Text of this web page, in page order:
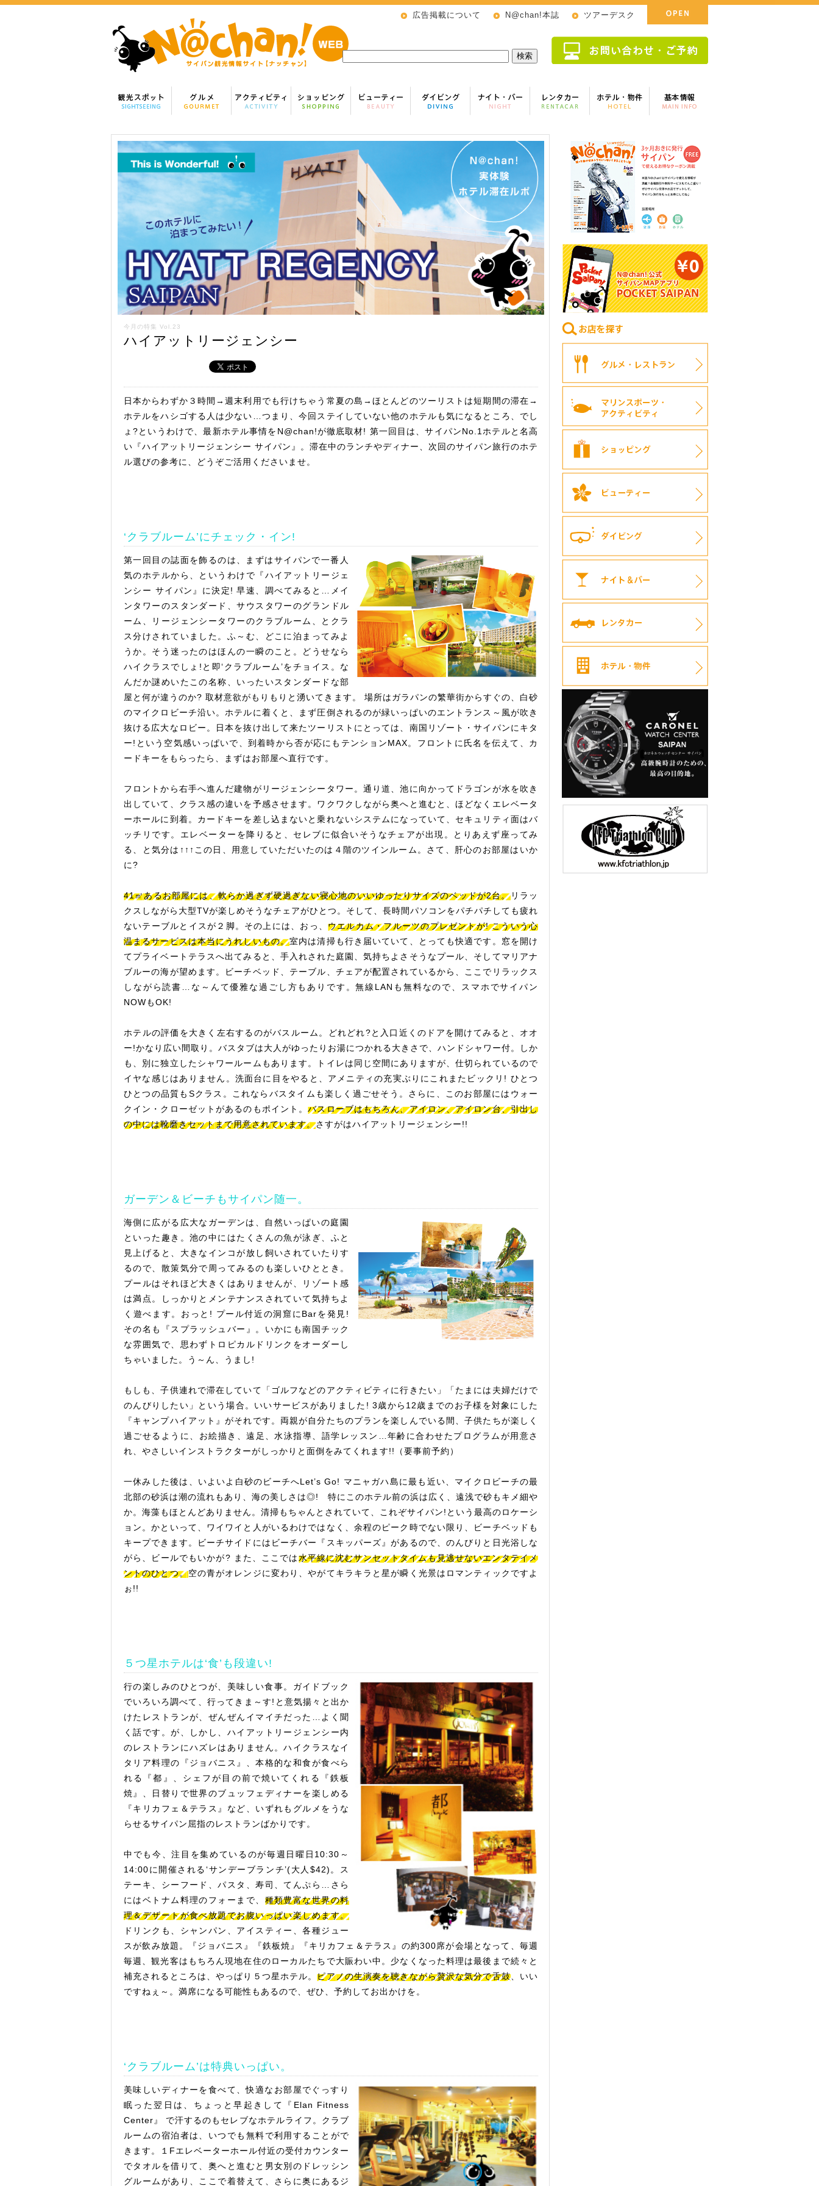
ツアーデスク
N@chan!本誌
広告掲載について
今月の特集 Vol.23
ハイアットリージェンシー
日本からわずか３時間→週末利用でも行けちゃう常夏の島→ほとんどのツーリストは短期間の滞在→
ホテルをハシゴする人は少ない…つまり、今回ステイしていない他のホテルも気になるところ、でし
ょ?というわけで、最新ホテル事情をN@chan!が徹底取材! 第一回目は、サイパンNo.1ホテルと名高
い『ハイアットリージェンシー サイパン』。滞在中のランチやディナー、次回のサイパン旅行のホテ
ル選びの参考に、どうぞご活用くださいませ。
‘クラブルーム’にチェック・イン!
第一回目の誌面を飾るのは、まずはサイパンで一番人
気のホテルから、というわけで『ハイアットリージェ
ンシー サイパン』に決定! 早速、調べてみると…メイ
ンタワーのスタンダード、サウスタワーのグランドル
ーム、リージェンシータワーのクラブルーム、とクラ
ス分けされていました。ふ～む、どこに泊まってみよ
うか。そう迷ったのはほんの一瞬のこと。どうせなら
ハイクラスでしょ!と即‘クラブルーム’をチョイス。な
んだか謎めいたこの名称、いったいスタンダードな部
屋と何が違うのか? 取材意欲がもりもりと湧いてきます。 場所はガラパンの繁華街からすぐの、白砂
のマイクロビーチ沿い。ホテルに着くと、まず圧倒されるのが緑いっぱいのエントランス～風が吹き
抜ける広大なロビー。日本を抜け出して来たツーリストにとっては、南国リゾート・サイパンにキタ
ー!という空気感いっぱいで、到着時から否が応にもテンションMAX。フロントに氏名を伝えて、カ
ードキーをもらったら、まずはお部屋へ直行です。
フロントから右手へ進んだ建物がリージェンシータワー。通り道、池に向かってドラゴンが水を吹き
出していて、クラス感の違いを予感させます。ワクワクしながら奥へと進むと、ほどなくエレベータ
ーホールに到着。カードキーを差し込まないと乗れないシステムになっていて、セキュリティ面はバ
ッチリです。エレベーターを降りると、セレブに似合いそうなチェアが出現。とりあえず座ってみ
る、と気分は↑↑↑この日、用意していただいたのは４階のツインルーム。さて、肝心のお部屋はいか
に?
41㎡あるお部屋には、軟らか過ぎず硬過ぎない寝心地のいいゆったりサイズのベッドが2台。リラッ
クスしながら大型TVが楽しめそうなチェアがひとつ。そして、長時間パソコンをパチパチしても疲れ
ないテーブルとイスが２脚。その上には、おっ、 ウエルカム・フルーツのプレゼントが! こういう心
温まるサービスは本当にうれしいもの。室内は清掃も行き届いていて、とっても快適です。窓を開け
てプライベートテラスへ出てみると、手入れされた庭園、気持ちよさそうなプール、そしてマリアナ
ブルーの海が望めます。ビーチベッド、テーブル、チェアが配置されているから、ここでリラックス
しながら読書…な～んて優雅な過ごし方もありです。無線LANも無料なので、スマホでサイパン
NOWもOK!
ホテルの評価を大きく左右するのがバスルーム。どれどれ?と入口近くのドアを開けてみると、オオ
ー!かなり広い間取り。バスタブは大人がゆったりお湯につかれる大きさで、ハンドシャワー付。しか
も、別に独立したシャワールームもあります。トイレは同じ空間にありますが、仕切られているので
イヤな感じはありません。洗面台に目をやると、アメニティの充実ぶりにこれまたビックリ! ひとつ
ひとつの品質もSクラス。これならバスタイムも楽しく過ごせそう。さらに、このお部屋にはウォー
クイン・クローゼットがあるのもポイント。バスローブはもちろん、アイロン、アイロン台、引出し
の中には靴磨きセットまで用意されています。さすがはハイアットリージェンシー!!
ガーデン＆ビーチもサイパン随一。
海側に広がる広大なガーデンは、自然いっぱいの庭園
といった趣き。池の中にはたくさんの魚が泳ぎ、ふと
見上げると、大きなインコが放し飼いされていたりす
るので、散策気分で周ってみるのも楽しいひととき。
プールはそれほど大きくはありませんが、リゾート感
は満点。しっかりとメンテナンスされていて気持ちよ
く遊べます。おっと! プール付近の洞窟にBarを発見!
その名も『スプラッシュバー』。いかにも南国チック
な雰囲気で、思わずトロピカルドリンクをオーダーし
ちゃいました。う～ん、うまし!
もしも、子供連れで滞在していて「ゴルフなどのアクティビティに行きたい」「たまには夫婦だけで
のんびりしたい」という場合。いいサービスがありました! 3歳から12歳までのお子様を対象にした
『キャンプハイアット』がそれです。両親が自分たちのプランを楽しんでいる間、子供たちが楽しく
過ごせるように、お絵描き、遠足、水泳指導、語学レッスン…年齢に合わせたプログラムが用意さ
れ、やさしいインストラクターがしっかりと面倒をみてくれます!!（要事前予約）
一休みした後は、いよいよ白砂のビーチへLet’s Go! マニャガハ島に最も近い、マイクロビーチの最
北部の砂浜は潮の流れもあり、海の美しさは◎! 特にこのホテル前の浜は広く、遠浅で砂もキメ細や
か。海藻もほとんどありません。清掃もちゃんとされていて、これぞサイパン!という最高のロケーシ
ョン。かといって、ワイワイと人がいるわけではなく、余程のピーク時でない限り、ビーチベッドも
キープできます。ビーチサイドにはビーチバー『スキッパーズ』があるので、のんびりと日光浴しな
がら、ビールでもいかが? また、ここでは水平線に沈むサンセットタイムも見逃せないエンタテイメ
ントのひとつ。空の青がオレンジに変わり、やがてキラキラと星が瞬く光景はロマンティックですよ
ぉ!!
５つ星ホテルは‘食’も段違い!
行の楽しみのひとつが、美味しい食事。ガイドブック
でいろいろ調べて、行ってきま～す!と意気揚々と出か
けたレストランが、ぜんぜんイマイチだった…よく聞
く話です。が、しかし、ハイアットリージェンシー内
のレストランにハズレはありません。ハイクラスなイ
タリア料理の『ジョバニス』、本格的な和食が食べら
れる『都』、シェフが目の前で焼いてくれる『鉄板
焼』、日替りで世界のブュッフェディナーを楽しめる
『キリカフェ＆テラス』など、いずれもグルメをうな
らせるサイパン屈指のレストランばかりです。
中でも今、注目を集めているのが毎週日曜日10:30～
14:00に開催される‘サンデーブランチ’(大人$42)。ス
テーキ、シーフード、パスタ、寿司、てんぷら…さら
にはベトナム料理のフォーまで、 種類豊富な世界の料
理＆デザートが食べ放題でお腹いっぱい楽しめます。
ドリンクも、シャンパン、アイスティー、各種ジュー
スが飲み放題。『ジョバニス』『鉄板焼』『キリカフェ＆テラス』の約300席が会場となって、毎週
毎週、観光客はもちろん現地在住のローカルたちで大賑わい中。少なくなった料理は最後まで続々と
補充されるところは、やっぱり５つ星ホテル。ピアノの生演奏を聴きながら贅沢な気分で舌鼓、いい
ですねぇ～。満席になる可能性もあるので、ぜひ、予約してお出かけを。
‘クラブルーム’は特典いっぱい。
美味しいディナーを食べて、快適なお部屋でぐっすり
眠った翌日は、ちょっと早起きして『Elan Fitness
Center』 で汗するのもセレブなホテルライフ。クラブ
ルームの宿泊者は、いつでも無料で利用することがで
きます。１Fエレベーターホール付近の受付カウンター
でタオルを借りて、奥へと進むと男女別のドレッシン
グルームがあり、ここで着替えて、さらに奥にあるジ